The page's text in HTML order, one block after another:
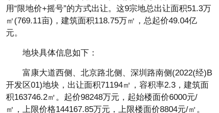
用“限地价+摇号”的方式出让。这9宗地总出让面积51.3万
㎡(769.11亩)，建筑面积118.75万㎡，总起价49.04亿
元。
地块具体信息如下：
富康大道西侧、北京路北侧、深圳路南侧(2022(经)B
开发区01)地块，出让面积71194㎡，容积率2.3，建筑面
积163746.2㎡。起价98248万元，起始楼面价6000元/
㎡，上限价格144167.85万元，上限楼面价8804元/㎡。